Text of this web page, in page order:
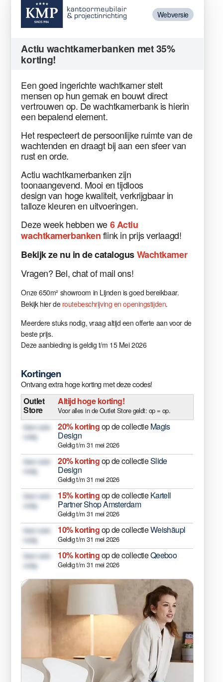
Webversie
Actiu wachtkamerbanken met 35%
korting!
Een goed ingerichte wachtkamer stelt
mensen op hun gemak en bouwt direct
vertrouwen op. De wachtkamerbank is hierin
een bepalend element.
Het respecteert de persoonlijke ruimte van de
wachtenden en draagt bij aan een sfeer van
rust en orde.
Actiu wachtkamerbanken zijn
toonaangevend. Mooi en tijdloos
design van hoge kwaliteit, verkrijgbaar in
talloze kleuren en uitvoeringen.
Deze week hebben we6 Actiu
wachtkamerbankenflink in prijs verlaagd!
Bekijkze nu inde catalogusWachtkamer
Vragen? Bel, chat of mail ons!
Onze 650m² showroom in Lijnden is goed bereikbaar.
Bekijk hier de routebeschrijving en openingstijden.
Meerdere stuks nodig, vraag altijd een offerte aan voor de
beste prijs.
Deze aanbieding is geldig t/m 15 Mei 2026
Kortingen
Ontvang extra hoge korting met deze codes!
Outlet
Store
Altijd hoge korting!
Voor alles in de Outlet Store geldt: op = op.
Geen code
nodig
20% kortingop de collectieMagis
Design
Geldig t/m 31 mei 2026
Geen code
nodig
20% kortingop de collectieSlide
Design
Geldig t/m 31 mei 2026
Geen code
nodig
15% kortingop de collectieKartell
Partner Shop Amsterdam
Geldig t/m 31 mei 2026
Geen code
nodig
10% kortingop de collectieWeishäupl
Geldig t/m 31 mei 2026
Geen code
nodig
10% kortingop de collectieQeeboo
Geldig t/m 31 mei 2026